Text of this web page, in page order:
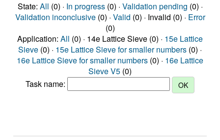
State: All (0) · In progress(0) · Validation pending (0) ·
Validation inconclusive(0) · Valid (0) · Invalid (0) · Error
(0)
Application: All (0) · 14e Lattice Sieve (0) · 15e Lattice
Sieve (0) · 15e Lattice Sieve for smaller numbers (0) ·
16e Lattice Sieve for smaller numbers (0) · 16e Lattice
Sieve V5 (0)
Task name: